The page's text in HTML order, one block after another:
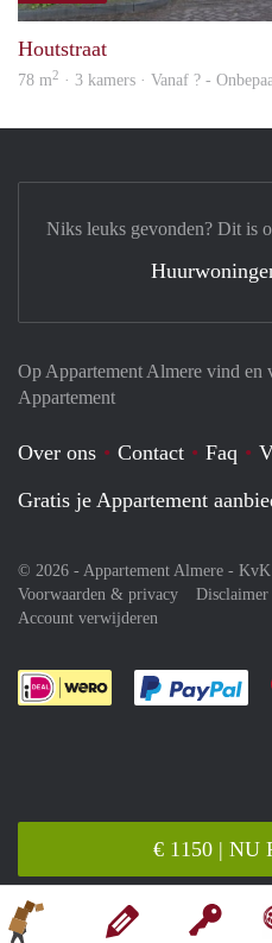
€ 1150 |
Houtstraat
78 m2 · 3 kamers · Vanaf ? -
Op Appartement Almere vind en
Appartement
Over ons Contact Faq
Gratis je Appartement
© 2026 - Appartement Almere -
Voorwaarden & privacy
Disclaimer
Account verwijderen
Niks leuks gevonden? Dit is